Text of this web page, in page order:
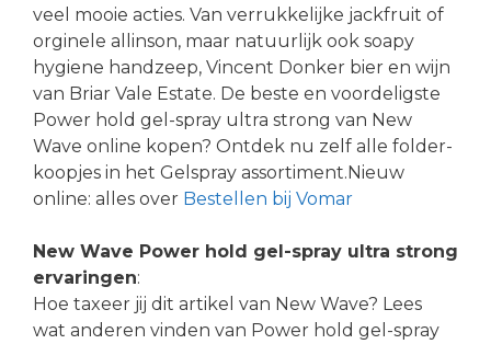
veel mooie acties. Van verrukkelijke jackfruit of
orginele allinson, maar natuurlijk ook soapy
hygiene handzeep, Vincent Donker bier en wijn
van Briar Vale Estate. De beste en voordeligste
Power hold gel-spray ultra strong van New
Wave online kopen? Ontdek nu zelf alle folder-
koopjes in het Gelspray assortiment.Nieuw
online: alles over Bestellen bij Vomar
New Wave Power hold gel-spray ultra strong
ervaringen:
Hoe taxeer jij dit artikel van New Wave? Lees
wat anderen vinden van Power hold gel-spray